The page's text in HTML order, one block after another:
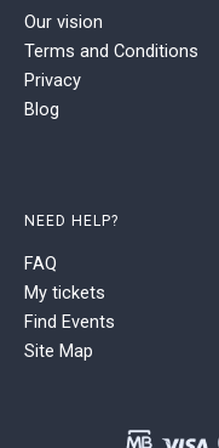
Our vision
Terms and Conditions
Privacy
Blog
NEED HELP?
FAQ
My tickets
Find Events
Site Map